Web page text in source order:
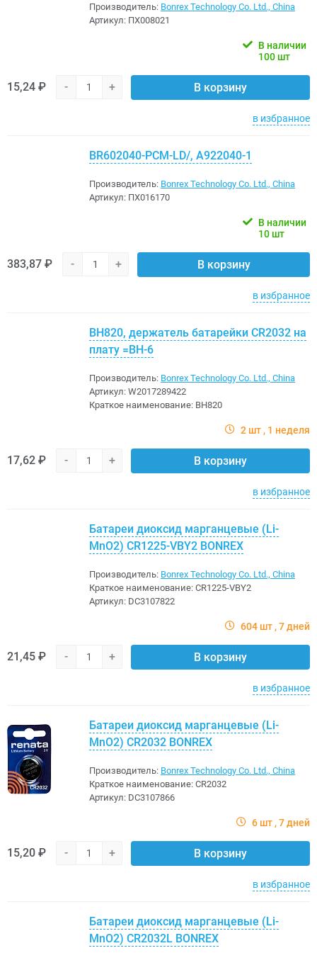
Производитель: Bonrex Technology Co. Ltd., China
Артикул: ПХ008021
В наличии
100 шт
15,24 ₽ - + В корзину
в избранное
BR602040-PCM-LD/, A922040-1
Производитель: Bonrex Technology Co. Ltd., China
Артикул: ПХ016170
В наличии
10 шт
383,87 ₽ - + В корзину
в избранное
BH820, держатель батарейки CR2032 на
плату =BH-6
Производитель: Bonrex Technology Co. Ltd., China
Артикул: W2017289422
Краткое наименование: BH820
2 шт 1 неделя
17,62 ₽ - + В корзину
в избранное
Батареи диоксид марганцевые (Li-
MnO2) CR1225-VBY2 BONREX
Производитель: Bonrex Technology Co. Ltd., China
Краткое наименование: CR1225-VBY2
Артикул: DC3107822
604 шт 7 дней
21,45 ₽ - + В корзину
в избранное
Батареи диоксид марганцевые (Li-
MnO2) CR2032 BONREX
Производитель: Bonrex Technology Co. Ltd., China
Краткое наименование: CR2032
Артикул: DC3107866
6 шт 7 дней
15,20 ₽ - + В корзину
в избранное
Батареи диоксид марганцевые (Li-
MnO2) CR2032L BONREX